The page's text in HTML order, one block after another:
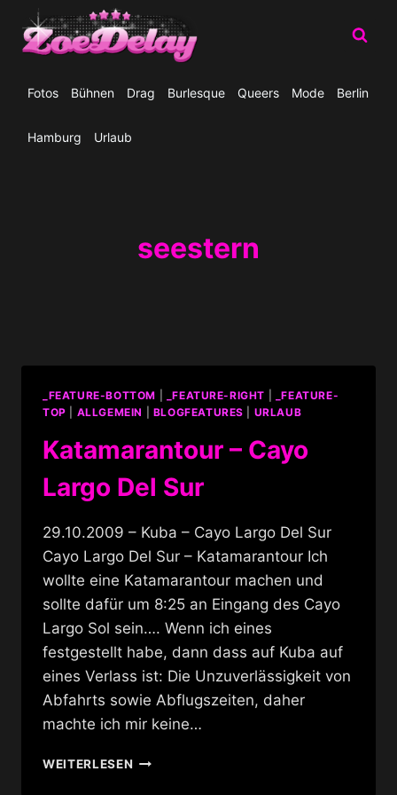
Inhalt
springen
Fotos Bühnen Drag Burlesque Queers Mode Berlin
Hamburg Urlaub
seestern
_FEATURE-BOTTOM _FEATURE-RIGHT
_FEATURE-
TOP
ALLGEMEIN BLOGFEATURES URLAUB
Katamarantour – Cayo
Largo Del Sur
29.10.2009 – Kuba – Cayo Largo Del Sur
Cayo Largo Del Sur – Katamarantour Ich
wollte eine Katamarantour machen und
sollte dafür um 8:25 an Eingang des Cayo
Largo Sol sein…. Wenn ich eines
festgestellt habe, dann dass auf Kuba auf
eines Verlass ist: Die Unzuverlässigkeit von
Abfahrts sowie Abflugszeiten, daher
machte ich mir keine…
WEITERLESENKATAMARANTOUR